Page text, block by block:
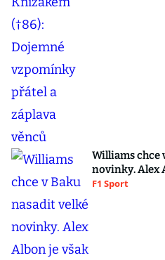
Williams chce
novinky. Alex
F1 Sport